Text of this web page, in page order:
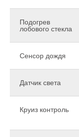
Подогрев
лобового стекла
Сенсор дождя
Датчик света
Круиз контроль